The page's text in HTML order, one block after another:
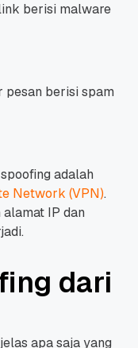
berisi malware
berisi spam
adalah
Network (VPN).
IP dan
dari
apa saja yang